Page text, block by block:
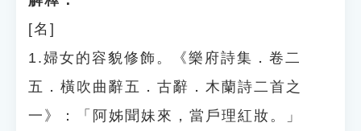
[名]
1.婦女的容貌修飾。《樂府詩集．卷二
五．橫吹曲辭五．古辭．木蘭詩二首之
一》：「阿姊聞妹來，當戶理紅妝。」